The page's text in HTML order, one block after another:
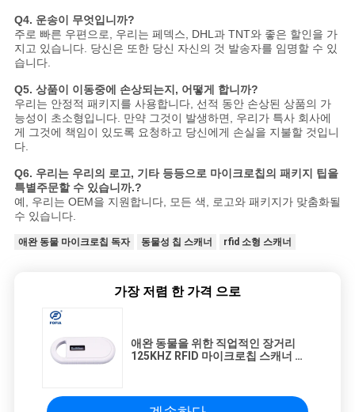
Q4. 운송이 무엇입니까?
주로 빠른 우편으로, 우리는 페덱스, DHL과 TNT와 좋은 할인을 가
지고 있습니다. 당신은 또한 당신 자신의 것 발송자를 임명할 수 있
습니다.
Q5. 상품이 이동중에 손상되는지, 어떻게 합니까?
우리는 안정적 패키지를 사용합니다, 선적 동안 손상된 상품의 가
능성이 초소형입니다. 만약 그것이 발생하면, 우리가 특사 회사에
게 그것에 책임이 있도록 요청하고 당신에게 손실을 지불할 것입니
다.
Q6. 우리는 우리의 로고, 기타 등등으로 마이크로칩의 패키지 팁을
특별주문할 수 있습니까.?
예, 우리는 OEM을 지원합니다, 모든 색, 로고와 패키지가 맞춤화될
수 있습니다.
애완 동물 마이크로칩 독자 동물성 칩 스캐너 rfid 소형 스캐너
가장 저렴 한 가격 으로
애완 동물을 위한 직업적인 장거리
125KHZ RFID 마이크로칩 스캐너 휴